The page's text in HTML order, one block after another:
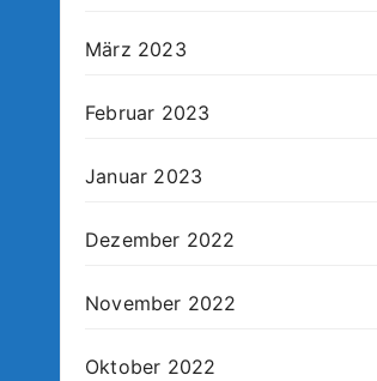
März 2023
Februar 2023
Januar 2023
Dezember 2022
November 2022
Oktober 2022